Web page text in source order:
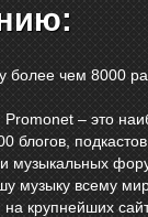
чем 8000
– это
блогов,
музыкальных
музыку всему
крупнейших